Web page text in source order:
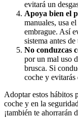
evitará un
Apoya bien el
manuales, usa
embrague. Así
sistema antes
No conduzcas
por un mal uso
brusca. Si
coche y evitarás
Adoptar estos hábitos
coche y en la
¡también te ahorrarán